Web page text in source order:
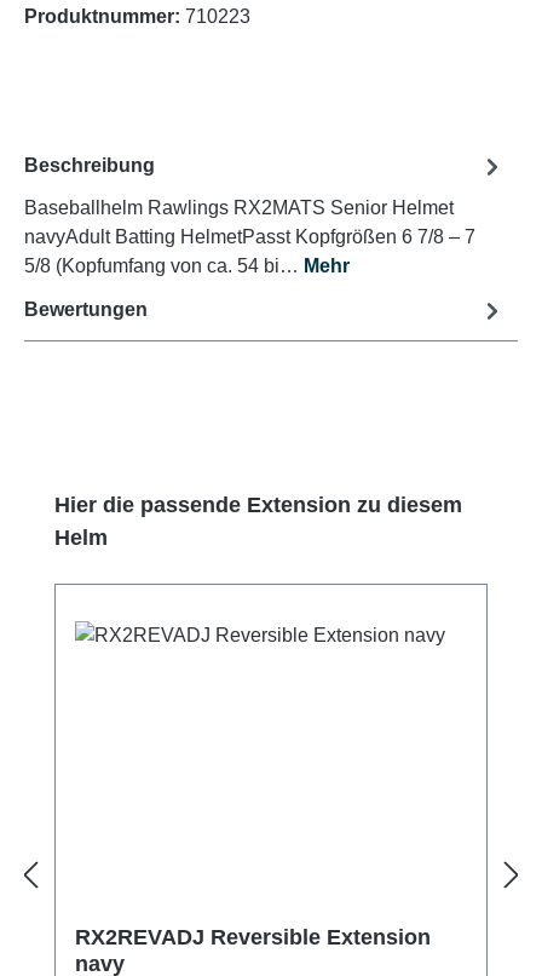
Produktnummer: 710223
Beschreibung
Baseballhelm Rawlings RX2MATS Senior Helmet
navyAdult Batting HelmetPasst Kopfgrößen 6 7/8 – 7
5/8 (Kopfumfang von ca. 54 bi… Mehr
Bewertungen
Produktgalerie überspringen
Hier die passende Extension zu diesem
Helm
RX2REVADJ Reversible Extension
navy